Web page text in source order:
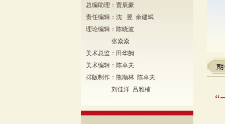
总编助理：贾辰豪
责任编辑：沈 昱 余建斌
理论编辑：陈晓波
张焱焱
美术总监：田华阙
美术编辑：陈卓夫
排版制作：熊顺林 陈卓夫
刘佳洋 吕雅楠
“